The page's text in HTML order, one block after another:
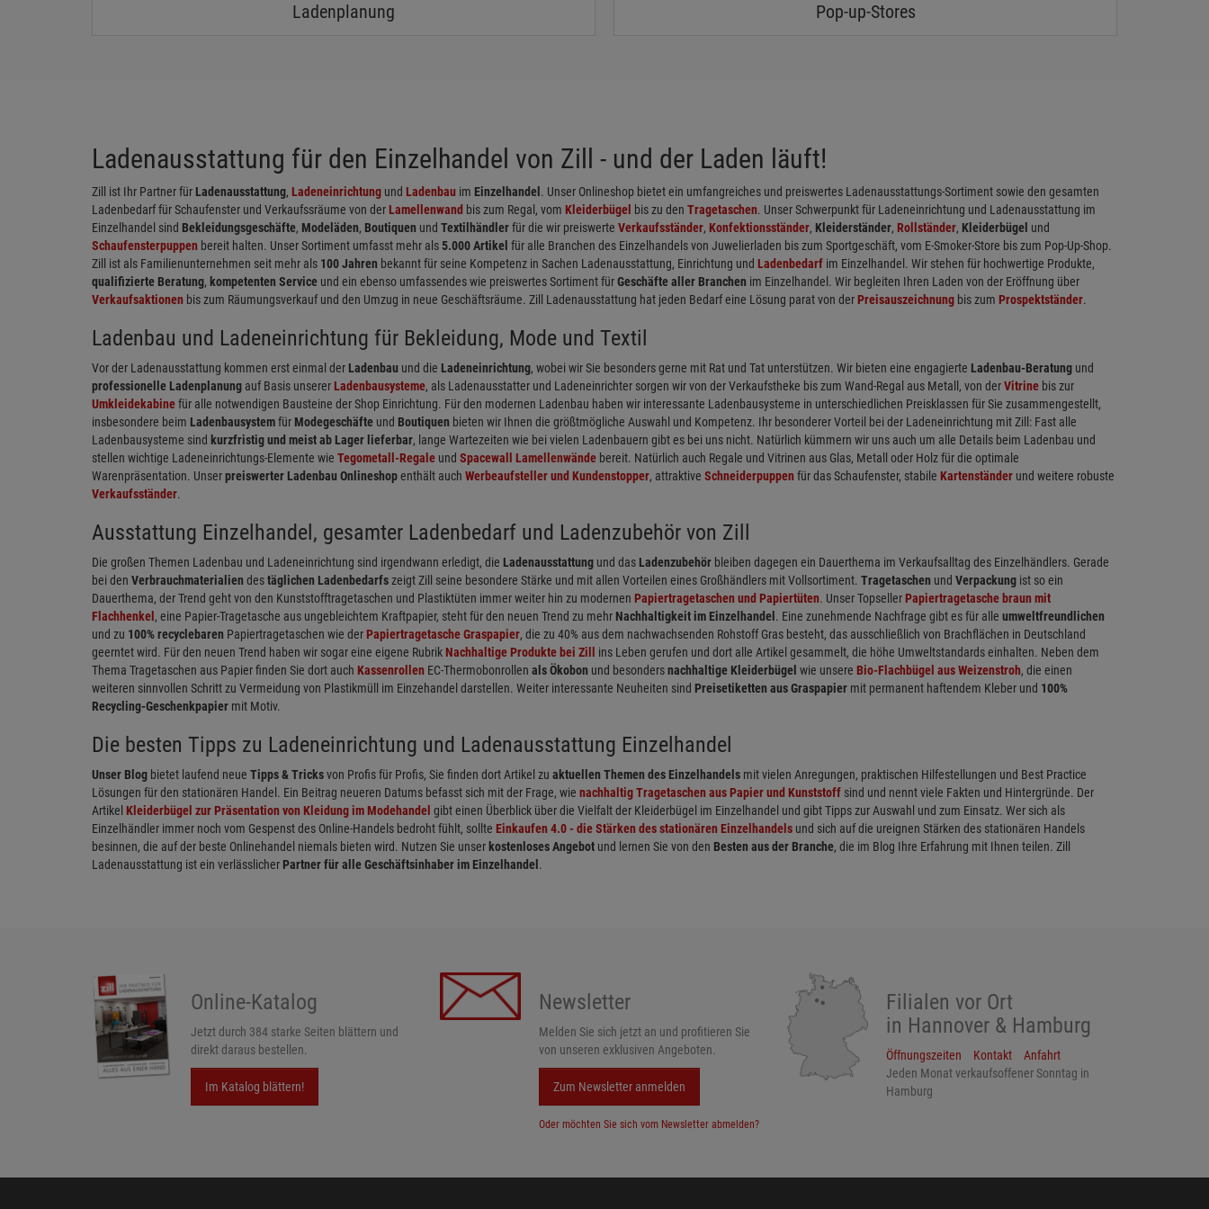
Ladenplanung Pop-up-Stores
Ladenausstattung für den Einzelhandel von Zill - und der Laden läuft!
Zill ist Ihr Partner für Ladenausstattung, Ladeneinrichtung und Ladenbau im Einzelhandel . Unser Onlineshop bietet ein umfangreiches und preiswertes Ladenausstattungs-Sortiment sowie den gesamten
Ladenbedarf für Schaufenster und Verkaufssräume von derLamellenwand bis zum Regal, vom Kleiderbügel bis zu den Tragetaschen. Unser Schwerpunkt für Ladeneinrichtung und Ladenausstattung im
Einzelhandel sind Bekleidungsgeschäfte, Modeläden, Boutiquen und Textilhändlerfür die wir preiswerte Verkaufsständer, Konfektionsständer, Kleiderständer, Rollständer, Kleiderbügel und
Schaufensterpuppen bereit halten. Unser Sortiment umfasst mehr als5.000 Artikel für alle Branchen des Einzelhandels von Juwelierladen bis zum Sportgeschäft, vom E-Smoker-Store bis zum Pop-Up-Shop.
Zill ist als Familienunternehmen seit mehr als 100 Jahren bekannt für seine Kompetenz in Sachen Ladenausstattung, Einrichtung und Ladenbedarf im Einzelhandel. Wir stehen für hochwertige Produkte,
qualifizierte Beratung, kompetenten Service und ein ebenso umfassendes wie preiswertes Sortiment fürGeschäfte aller Branchen im Einzelhandel. Wir begleiten Ihren Laden von der Eröffnung über
Verkaufsaktionen bis zum Räumungsverkauf und den Umzug in neue Geschäftsräume. Zill Ladenausstattung hat jeden Bedarf eine Lösung parat von derPreisauszeichnung bis zum Prospektständer.
Ladenbau und Ladeneinrichtung für Bekleidung, Mode und Textil
Vor der Ladenausstattung kommen erst einmal der Ladenbau und die Ladeneinrichtung, wobei wir Sie besonders gerne mit Rat und Tat unterstützen. Wir bieten eine engagierte Ladenbau-Beratung und
professionelle Ladenplanung auf Basis unsererLadenbausysteme, als Ladenausstatter und Ladeneinrichter sorgen wir von der Verkaufstheke bis zum Wand-Regal aus Metall, von derVitrine bis zur
Umkleidekabinefür alle notwendigen Bausteine der Shop Einrichtung. Für den modernen Ladenbau haben wir interessante Ladenbausysteme in unterschiedlichen Preisklassen für Sie zusammengestellt,
insbesondere beim Ladenbausystemfür Modegeschäfte und Boutiquen bieten wir Ihnen die größtmögliche Auswahl und Kompetenz. Ihr besonderer Vorteil bei der Ladeneinrichtung mit Zill: Fast alle
Ladenbausysteme sind kurzfristig und meist ab Lager lieferbar, lange Wartezeiten wie bei vielen Ladenbauern gibt es bei uns nicht. Natürlich kümmern wir uns auch um alle Details beim Ladenbau und
stellen wichtige Ladeneinrichtungs-Elemente wie Tegometall-Regale und Spacewall Lamellenwände bereit. Natürlich auch Regale und Vitrinen aus Glas, Metall oder Holz für die optimale
Warenpräsentation. Unserpreiswerter Ladenbau Onlineshopenthält auch Werbeaufsteller und Kundenstopper, attraktive Schneiderpuppenfür das Schaufenster, stabile Kartenständer und weitere robuste
Verkaufsständer.
Ausstattung Einzelhandel, gesamter Ladenbedarf und Ladenzubehör von Zill
Die großen Themen Ladenbau und Ladeneinrichtung sind irgendwann erledigt, die Ladenausstattung und das Ladenzubehör bleiben dagegen ein Dauerthema im Verkaufsalltag des Einzelhändlers. Gerade
bei den Verbrauchmaterialien destäglichen Ladenbedarfszeigt Zill seine besondere Stärke und mit allen Vorteilen eines Großhändlers mit Vollsortiment. Tragetaschen und Verpackung ist so ein
Dauerthema, der Trend geht von den Kunststofftragetaschen und Plastiktüten immer weiter hin zu modernen Papiertragetaschen und Papiertüten. Unser TopsellerPapiertragetasche braun mit
Flachhenkel , eine Papier-Tragetasche aus ungebleichtem Kraftpapier, steht für den neuen Trend zu mehr Nachhaltigkeit im Einzelhandel . Eine zunehmende Nachfrage gibt es für alle umweltfreundlichen
und zu 100% recyclebaren Papiertragetaschen wie derPapiertragetasche Graspapier, die zu 40% aus dem nachwachsenden Rohstoff Gras besteht, das ausschließlich von Brachflächen in Deutschland
geerntet wird. Für den neuen Trend haben wir sogar eine eigene RubrikNachhaltige Produkte bei Zill
ins Leben gerufen und dort alle Artikel gesammelt, die höhe Umweltstandards einhalten. Neben dem
Thema Tragetaschen aus Papier finden Sie dort auch Kassenrollen EC-Thermobonrollen als Ökobon und besondersnachhaltige Kleiderbügel wie unsere Bio-Flachbügel aus Weizenstroh, die einen
weiteren sinnvollen Schritt zu Vermeidung von Plastikmüll im Einzehandel darstellen. Weiter interessante Neuheiten sind Preisetiketten aus Graspapier mit permanent haftendem Kleber und 100%
Recycling-Geschenkpapier mit Motiv.
Die besten Tipps zu Ladeneinrichtung und Ladenausstattung Einzelhandel
Unser Blog bietet laufend neue Tipps & Tricksvon Profis für Profis, Sie finden dort Artikel zu aktuellen Themen des Einzelhandels mit vielen Anregungen, praktischen Hilfestellungen und Best Practice
Lösungen für den stationären Handel. Ein Beitrag neueren Datums befasst sich mit der Frage, wie nachhaltig Tragetaschen aus Papier und Kunststoff sind und nennt viele Fakten und Hintergründe. Der
Artikel Kleiderbügel zur Präsentation von Kleidung im Modehandel gibt einen Überblick über die Vielfalt der Kleiderbügel im Einzelhandel und gibt Tipps zur Auswahl und zum Einsatz. Wer sich als
Einzelhändler immer noch vom Gespenst des Online-Handels bedroht fühlt, sollte Einkaufen 4.0 - die Stärken des stationären Einzelhandels und sich auf die ureignen Stärken des stationären Handels
besinnen, die auf der beste Onlinehandel niemals bieten wird. Nutzen Sie unser kostenloses Angebot und lernen Sie von den Besten aus der Branche, die im Blog Ihre Erfahrung mit Ihnen teilen. Zill
Ladenausstattung ist ein verlässlicher Partner für alle Geschäftsinhaber im Einzelhandel .
Online-Katalog
Jetzt durch 384 starke Seiten blättern und
direkt daraus bestellen.
Im Katalog blättern!
Newsletter
Melden Sie sich jetzt an und profitieren Sie
von unseren exklusiven Angeboten.
Zum Newsletter anmelden
Oder möchten Sie sich vom Newsletter abmelden?
Filialen vor Ort
in Hannover & Hamburg
Öffnungszeiten Kontakt
Anfahrt
Jeden Monat verkaufsoffener Sonntag in
Hamburg